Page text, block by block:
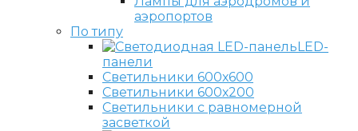
аэропортов
По типу
LED-
панели
Светильники 600х600
Светильники 600х200
Светильники с равномерной
засветкой